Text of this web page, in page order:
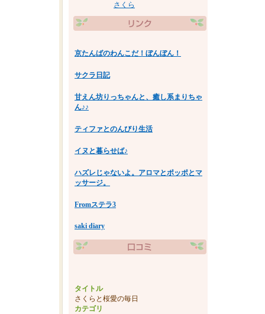
さくら
京たんばのわんこだ！ぼんぼん！
サクラ日記
甘えん坊りっちゃんと、癒し系まりちゃ
ん♪♪
ティファとのんびり生活
イヌと暮らせば♪
ハズレじゃないよ。アロマとポッポとマ
ッサージ。
Fromステラ3
saki diary
タイトル
さくらと桜愛の毎日
カテゴリ